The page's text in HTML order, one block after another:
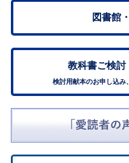
図書館
教科書ご検討
検討用献本のお申し込み